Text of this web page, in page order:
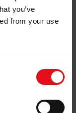
you’ve
from your use